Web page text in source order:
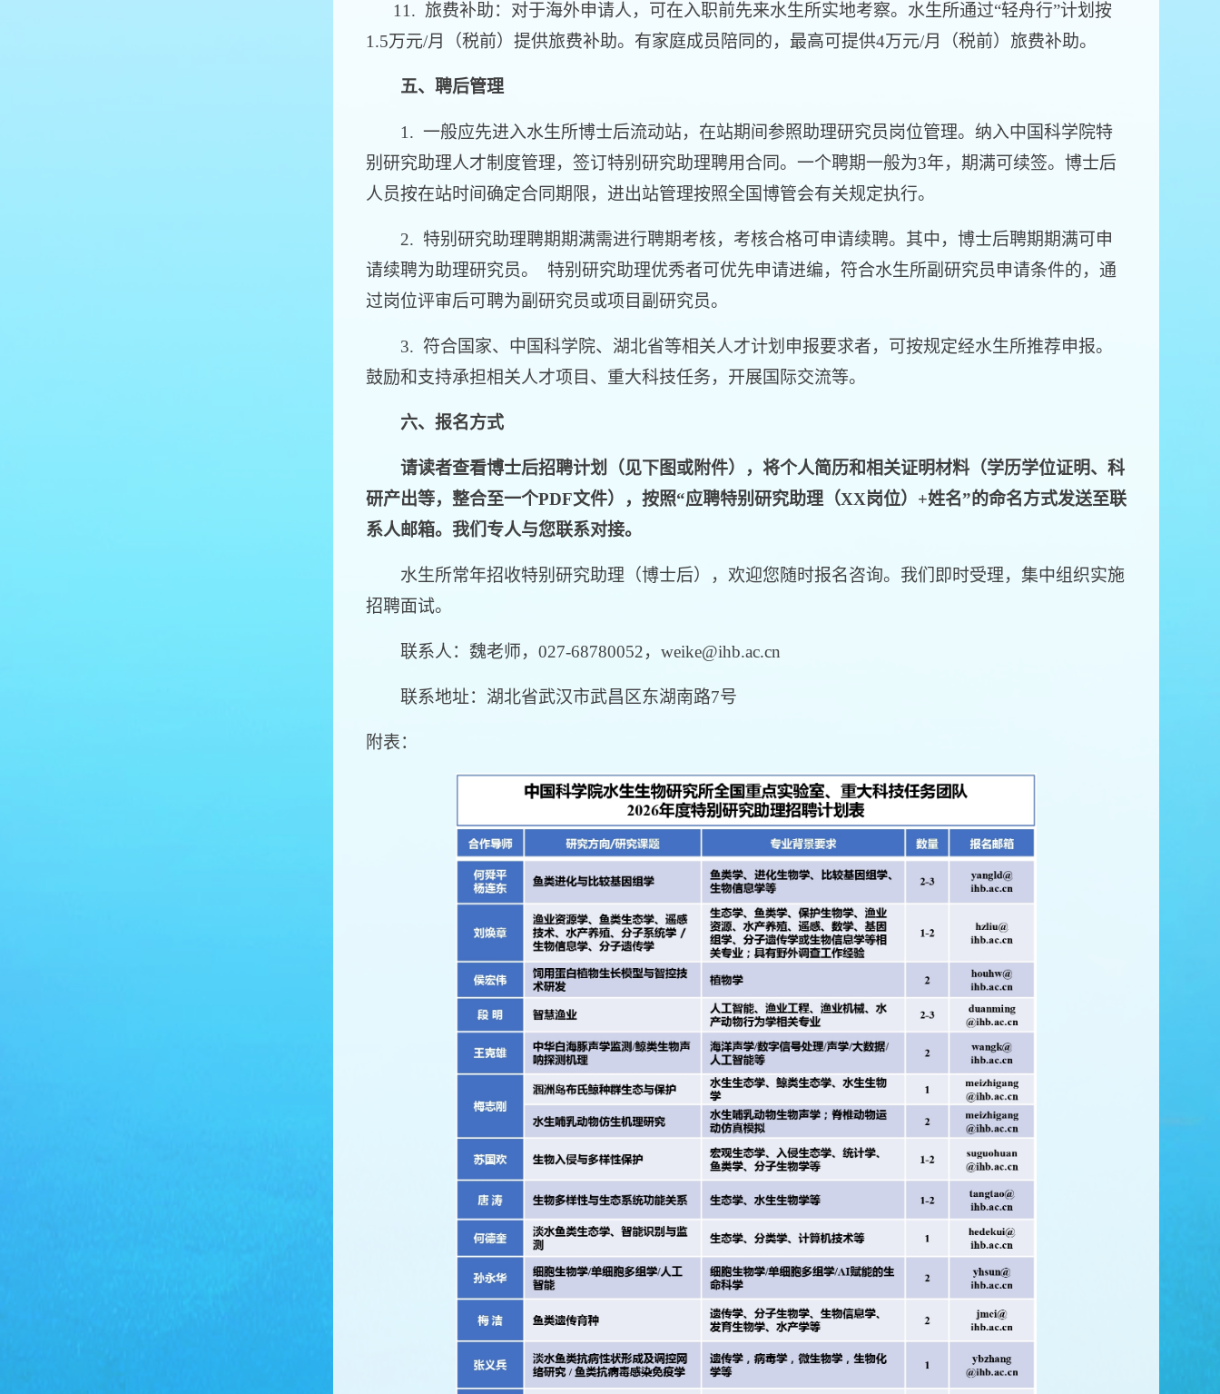
11. 旅费补助：对于海外申请人，可在入职前先来水生所实地考察。水生所通过“轻舟行”计划按
1.5万元/月（税前）提供旅费补助。有家庭成员陪同的，最高可提供4万元/月（税前）旅费补助。
五、 聘后管理
1. 一般应先进入水生所博士后流动站，在站期间参照助理研究员岗位管理。 纳入中国科学院特
别研究助理人才制度管理，签订特别研究助理聘用合同。 一个聘期一般为3年，期满可续签。博士后
人员按在站时间确定合同期限，进出站管理按照全国博管会有关规定执行。
2. 特别研究助理聘期期满需进行聘期考核，考核合格可申请续聘。其中，博士后聘期期满可申
请续聘为助理研究员。 特别研究助理优秀者可优先申请进编，符合水生所副研究员申请条件的，通
过岗位评审后可聘为副研究员或项目副研究员。
3. 符合国家、中国科学院、湖北省等相关人才计划申报要求者，可按规定经水生所推荐申报。
鼓励和支持承担相关人才项目、重大科技任务，开展国际交流等。
六、 报名方式
请读者查看博士后招聘计划（见下图或附件），将个人简历和相关证明材料（学历学位证明、科
研产出等，整合至一个PDF文件），按照“应聘特别研究助理（XX岗位）+姓名”的命名方式发送至联
系人邮箱。我们专人与您联系对接。
水生所常年招收特别研究助理（博士后），欢迎您随时报名咨询。我们即时受理，集中组织实施
招聘面试。
联系人：魏老师，027-68780052，weike@ihb.ac.cn
联系地址：湖北省武汉市武昌区东湖南路7号
附表：